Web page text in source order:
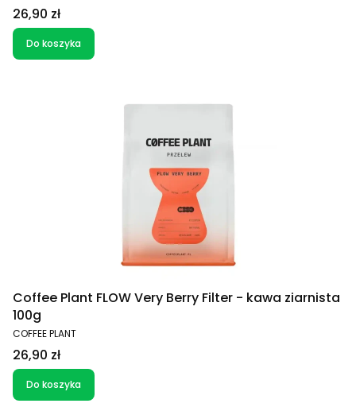
Cena
26,90 zł
Do koszyka
Coffee Plant FLOW Very Berry Filter - kawa ziarnista
100g
PRODUCENT
COFFEE PLANT
Cena
26,90 zł
Do koszyka